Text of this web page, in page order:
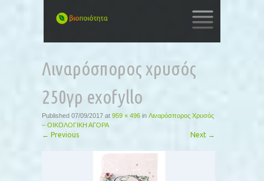
CONTENT
Λιναρόσπορος χρυσός
250γρ exofyllo
Published 07/09/2017 at 959 × 496 in Λιναρόσπορος Χρυσός
– ΟΙΚΟΛΟΓΙΚΗ ΑΓΟΡΑ
← Previous Next →